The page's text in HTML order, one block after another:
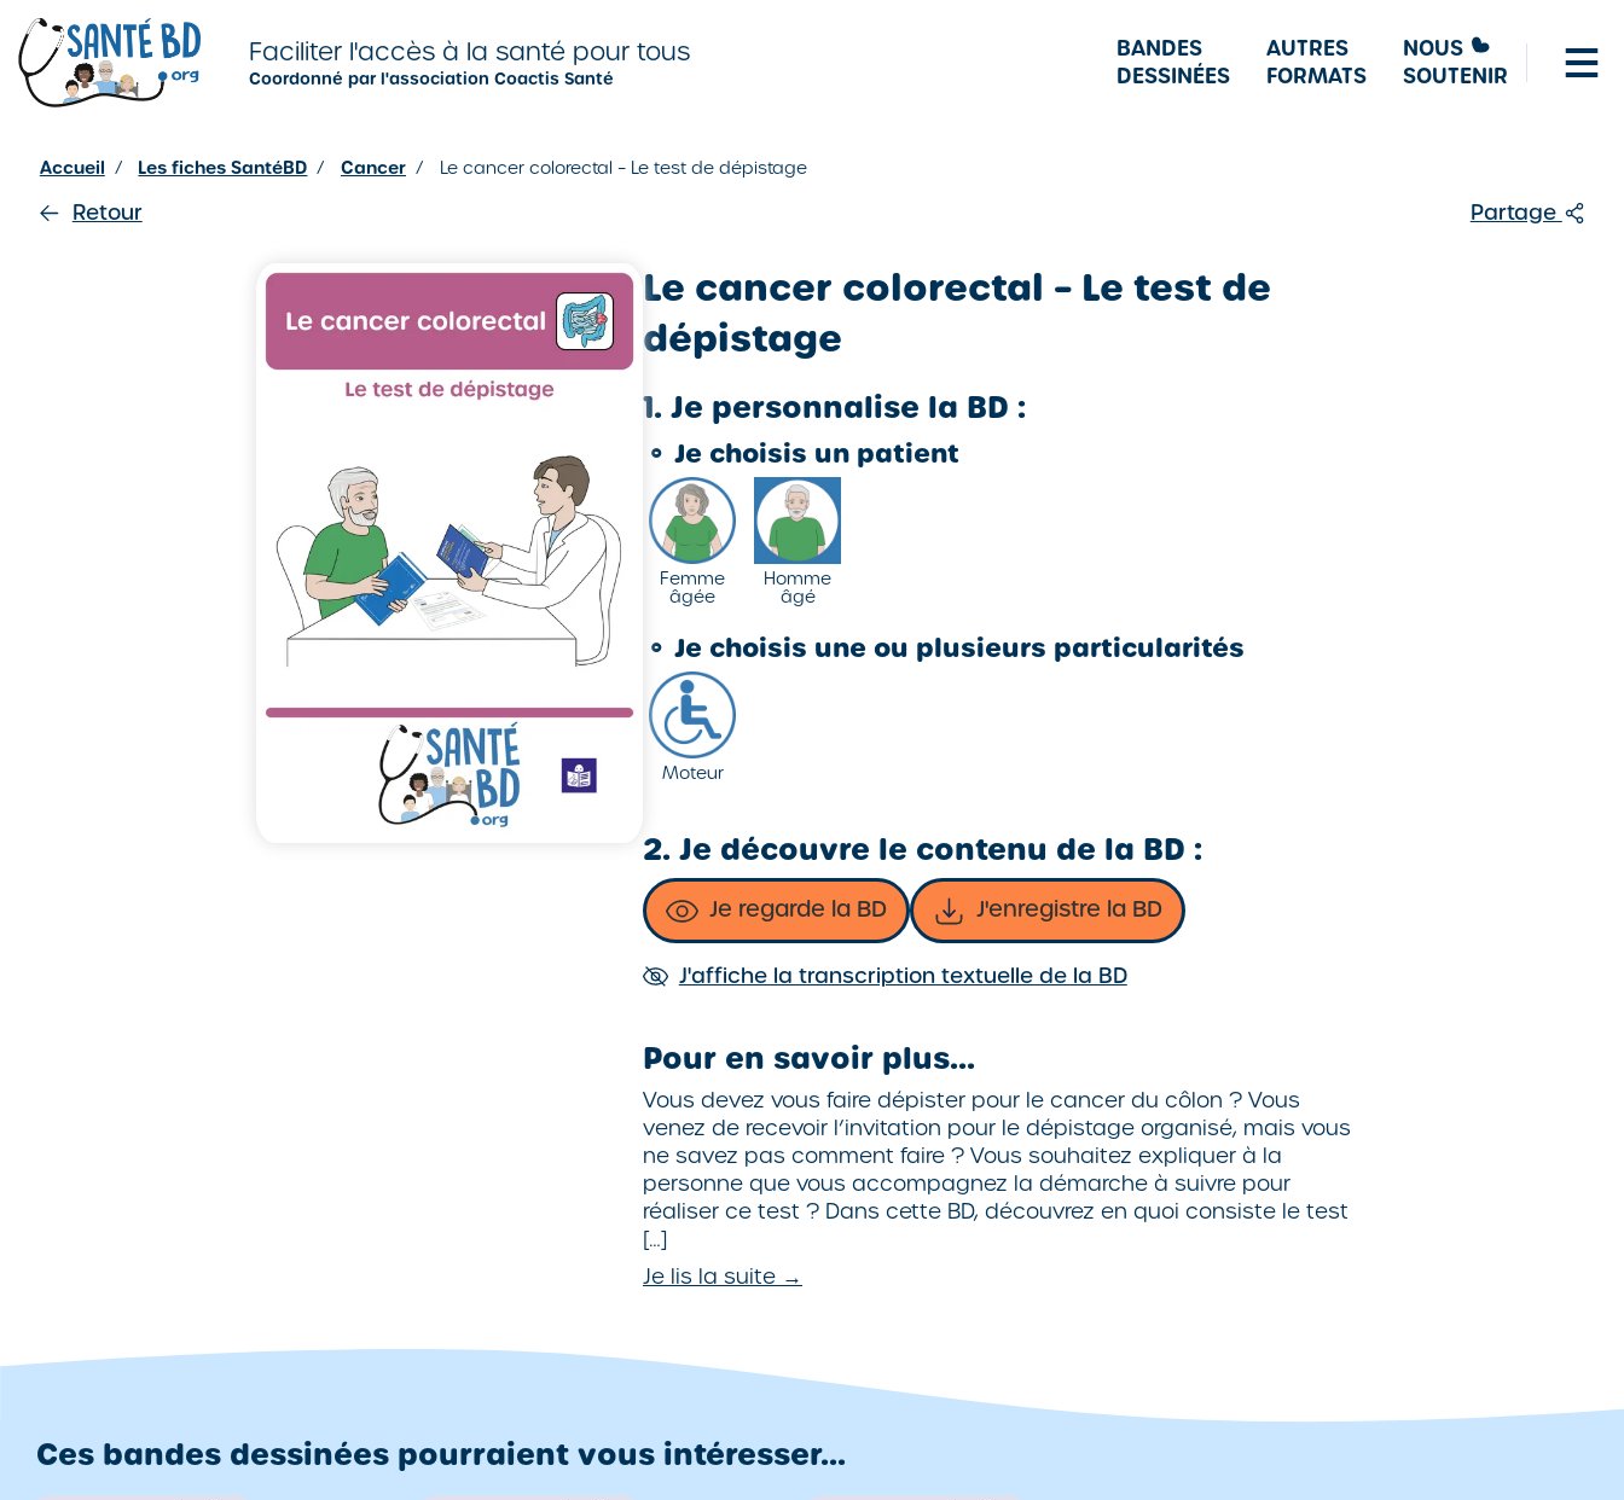
Je configure mes cookies
Faciliter l'accès à la santé pour tous
Coordonné par l'association Coactis Santé
BANDES
DESSINÉES
AUTRES
FORMATS
NOUS
SOUTENIR
Accueil / Les fiches SantéBD / Cancer / Le cancer colorectal – Le test de dépistage
Retour Partage
Le cancer colorectal – Le test de
dépistage
1. Je personnalise la BD :
⚬ Je choisis un patient
Femme
âgée
Homme
âgé
⚬ Je choisis une ou plusieurs particularités
Moteur
2. Je découvre le contenu de la BD :
Je regarde la BD J'enregistre la BD
J'affiche la transcription textuelle de la BD
Pour en savoir plus...
Vous devez vous faire dépister pour le cancer du côlon ? Vous
venez de recevoir l’invitation pour le dépistage organisé, mais vous
ne savez pas comment faire ? Vous souhaitez expliquer à la
personne que vous accompagnez la démarche à suivre pour
réaliser ce test ? Dans cette BD, découvrez en quoi consiste le test
[…]
Je lis la suite →
Ces bandes dessinées pourraient vous intéresser...